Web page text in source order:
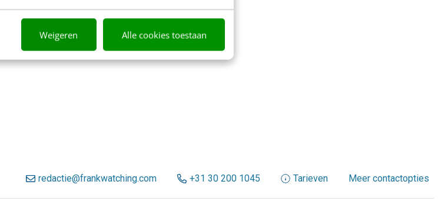
Weigeren Alle cookies toestaan
redactie@frankwatching.com +31 30 200 1045 Tarieven Meer contactopties